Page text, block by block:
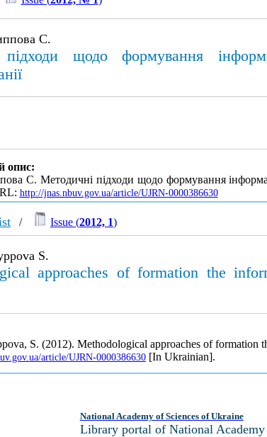
С.
щодо формування
опис:
С. Методичні підходи щодо формування
http://jnas.nbuv.gov.ua/article/UJRN-0000386630
/ Issue (2012, 1)
S.
approaches of formation the
S. (2012). Methodological approaches of formation
article/UJRN-0000386630[In Ukrainian].
National Academy of Sciences of Ukraine
Library portal of National